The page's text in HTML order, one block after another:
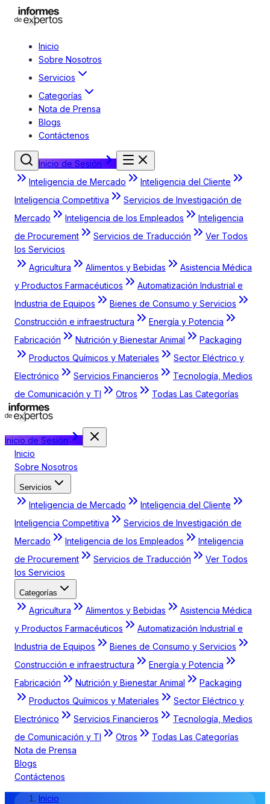
Inicio
Sobre Nosotros
Servicios
Categorías
Nota de Prensa
Blogs
Contáctenos
Inicio de Sesión
Inteligencia de Mercado
Inteligencia del Cliente
Inteligencia Competitiva
Servicios de Investigación de
Mercado
Inteligencia de los Empleados
Inteligencia
de Procurement
Servicios de Traducción
Ver Todos
los Servicios
Agricultura
Alimentos y Bebidas
Asistencia Médica
y Productos Farmacéuticos
Automatización Industrial e
Industria de Equipos
Bienes de Consumo y Servicios
Construcción e infraestructura
Energía y Potencia
Fabricación
Nutrición y Bienestar Animal
Packaging
Productos Químicos y Materiales
Sector Eléctrico y
Electrónico
Servicios Financieros
Tecnología, Medios
de Comunicación y TI
Otros Todas Las Categorías
Inicio de Sesión
Inicio
Sobre Nosotros
Servicios
Inteligencia de Mercado
Inteligencia del Cliente
Inteligencia Competitiva
Servicios de Investigación de
Mercado
Inteligencia de los Empleados
Inteligencia
de Procurement
Servicios de Traducción
Ver Todos
los Servicios
Categorías
Agricultura Alimentos y Bebidas
Asistencia Médica
y Productos Farmacéuticos
Automatización Industrial e
Industria de Equipos
Bienes de Consumo y Servicios
Construcción e infraestructura
Energía y Potencia
Fabricación
Nutrición y Bienestar Animal
Packaging
Productos Químicos y Materiales
Sector Eléctrico y
Electrónico
Servicios Financieros
Tecnología, Medios
de Comunicación y TI
Otros
Todas Las Categorías
Nota de Prensa
Blogs
Contáctenos
Inicio